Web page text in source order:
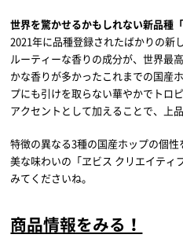
世界を驚かせるかもしれない新品種
2021年に品種登録されたばかりの新
ルーティーな香りの成分が、世界最
かな香りが多かったこれまでの国産
プにも引けを取らない華やかでトロ
アクセントとして加えることで、上
特徴の異なる3種の国産ホップの個
美な味わいの「ヱビス クリエイティ
みてくださいね。
商品情報をみる！